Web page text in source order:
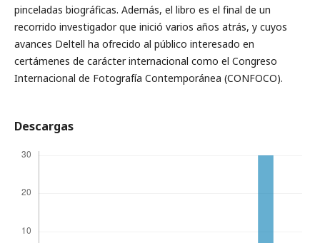
pinceladas biográficas. Además, el libro es el final de un
recorrido investigador que inició varios años atrás, y cuyos
avances Deltell ha ofrecido al público interesado en
certámenes de carácter internacional como el Congreso
Internacional de Fotografía Contemporánea (CONFOCO).
Descargas